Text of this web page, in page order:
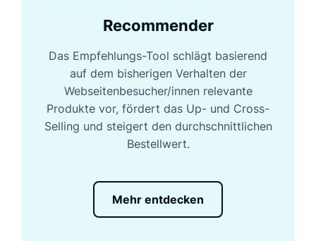
Recommender
Das Empfehlungs-Tool schlägt basierend
auf dem bisherigen Verhalten der
Webseitenbesucher/innen relevante
Produkte vor, fördert das Up- und Cross-
Selling und steigert den durchschnittlichen
Bestellwert.
Mehr entdecken